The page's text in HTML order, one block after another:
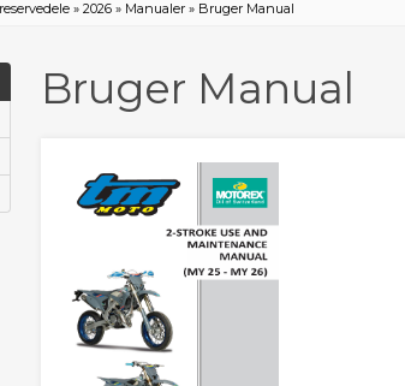
» 2026 » Manualer » Bruger Manual
Bruger Manual